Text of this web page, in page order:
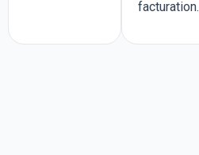
facturation.